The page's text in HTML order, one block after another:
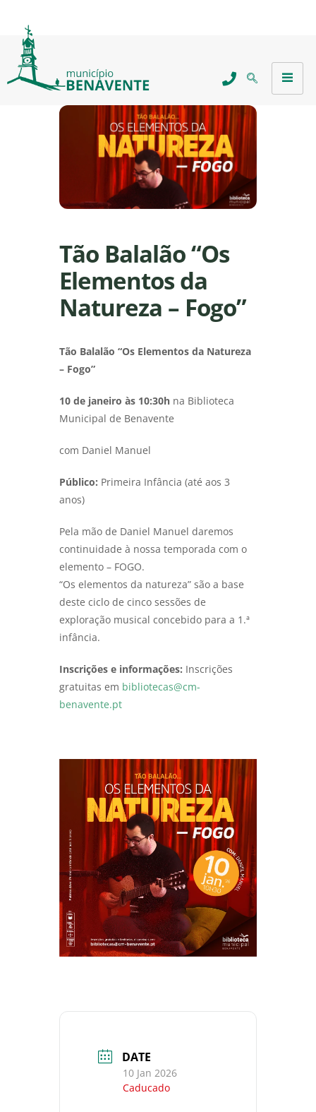
Tão Balalão “Os
Elementos da
Natureza – Fogo”
Tão Balalão “Os Elementos da Natureza
– Fogo”
10 de janeiro às 10:30h na Biblioteca
Municipal de Benavente
com Daniel Manuel
Público: Primeira Infância (até aos 3
anos)
Pela mão de Daniel Manuel daremos
continuidade à nossa temporada com o
elemento – FOGO.
“Os elementos da natureza” são a base
deste ciclo de cinco sessões de
exploração musical concebido para a 1.ª
infância.
Inscrições e informações: Inscrições
gratuitas em bibliotecas@cm-
benavente.pt
DATE
10 Jan 2026
Caducado